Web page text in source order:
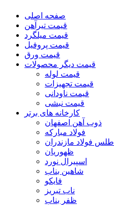
صفحه اصلی
قیمت تیرآهن
قیمت میلگرد
قیمت پروفیل
قیمت ورق
قیمت دیگر محصولات
قیمت لوله
قیمت تجهیزات
قیمت ناودانی
قیمت نبشی
کارخانه های برتر
ذوب آهن اصفهان
فولاد مبارکه
اطلس فولاد مازندران
ظهوریان
اسپیرال نورد
شاهین بناب
فایکو
ناب تبریز
ظفر بناب